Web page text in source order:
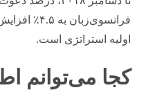
اولیه استراتژی است.
کجا می‌توانم